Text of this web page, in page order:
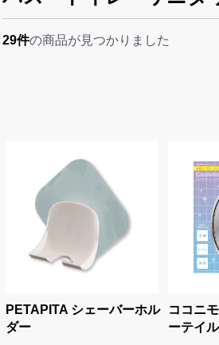
29件の商品が見つかりました
PETAPITA シェーバーホル
ダー
ココニ
ーテイル